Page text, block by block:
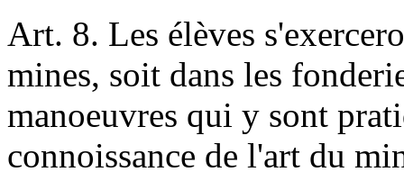
Art. 8. Les élèves
mines, soit dans les
manoeuvres qui y sont
connoissance de l'art du